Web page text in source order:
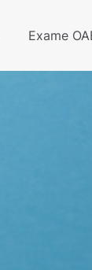
Exame